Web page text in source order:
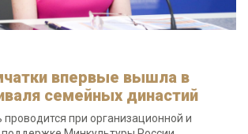
впервые вышла в
семейных династий
при организационной и